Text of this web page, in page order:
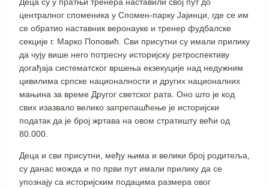
централног споменика у Спомен-парку Јајинци, где се им
се обратио наставник веронауке и тренер фудбалске
секције г. Марко Поповић. Сви присутни су имали прилику
да чују више него потресну историјску ретроспективу
догађаја систематског вршења екзекуције над недужним
цивилима српске националности и других националних
мањина за време Другог светског рата. Оно што је код
свих изазвало велико запрепашћење је историјски
податак да је број жртава на овом стратишту већи од
80.000.
Деца и сви присутни, међу њима и велики број родитеља,
су данас можда и по први пут имали прилику да се
упознају са историјским подацима размера овог